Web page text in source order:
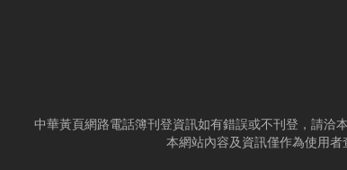
中華黃頁網路電話簿刊登資訊如有錯誤或不刊登，請洽
本網站內容及資訊僅作為使用者